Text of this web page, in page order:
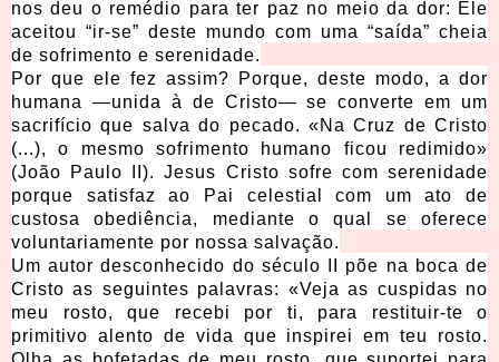
nos deu o remédio para ter paz no meio da dor: Ele
aceitou “ir-se” deste mundo com uma “saída” cheia
de sofrimento e serenidade.
Por que ele fez assim? Porque, deste modo, a dor
humana —unida à de Cristo— se converte em um
sacrifício que salva do pecado. «Na Cruz de Cristo
(...), o mesmo sofrimento humano ficou redimido»
(João Paulo II). Jesus Cristo sofre com serenidade
porque satisfaz ao Pai celestial com um ato de
custosa obediência, mediante o qual se oferece
voluntariamente por nossa salvação.
Um autor desconhecido do século II põe na boca de
Cristo as seguintes palavras: «Veja as cuspidas no
meu rosto, que recebi por ti, para restituir-te o
primitivo alento de vida que inspirei em teu rosto.